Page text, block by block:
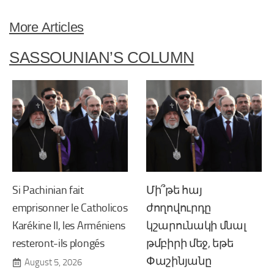
More Articles
SASSOUNIAN’S COLUMN
Si Pachinian fait
emprisonner le Catholicos
Karékine II, les Arméniens
resteront-ils plongés
August 5, 2026
Մի՞թե հայ
ժողովուրդը
կշարունակի մնալ
թմբիրի մեջ, եթե
Փաշինյանը